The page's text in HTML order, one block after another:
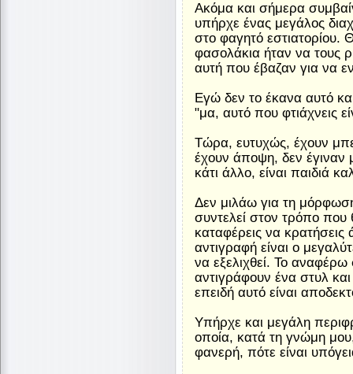
Ακόμα και σήμερα
υπήρχε ένας μεγάλος
στο φαγητό εστιατορίου.
φασολάκια ήταν να τους
αυτή που έβαζαν για να
Εγώ δεν το έκανα αυτό
"μα, αυτό που φτιάχνεις
Τώρα, ευτυχώς, έχουν
έχουν άποψη, δεν έγιναν
κάτι άλλο, είναι παιδιά
Δεν μιλάω για τη
συντελεί στον τρόπο
καταφέρεις να
αντιγραφή είναι ο
να εξελιχθεί. Το
αντιγράφουν ένα στυλ
επειδή αυτό είναι
Υπήρχε και μεγάλη
οποία, κατά τη γνώμη
φανερή, πότε είναι